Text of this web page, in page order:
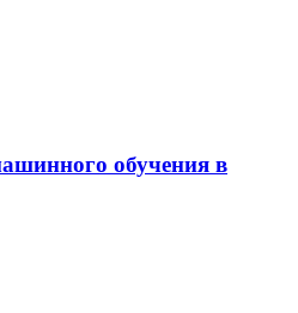
обучения в